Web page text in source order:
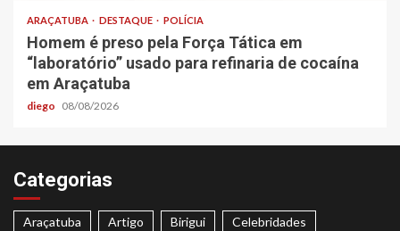
ARAÇATUBA DESTAQUE POLÍCIA
Homem é preso pela Força Tática em
“laboratório” usado para refinaria de cocaína
em Araçatuba
diego 08/08/2026
Categorias
Araçatuba Artigo Birigui
Celebridades